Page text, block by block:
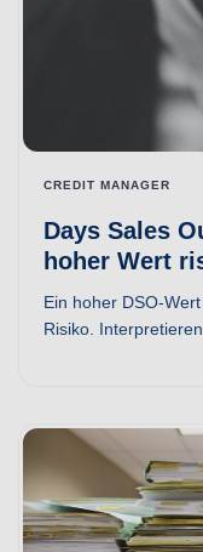
CREDIT MANAGER
Days Sales
hoher Wert
Ein hoher DSO-
Risiko.